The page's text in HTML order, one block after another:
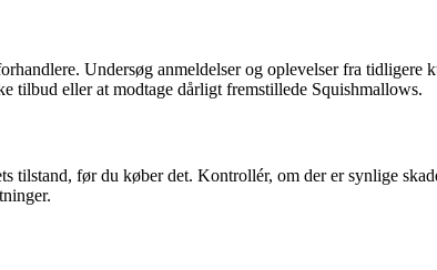
Undersøg anmeldelser og oplevelser fra
tilbud eller at modtage dårligt fremstillede Squishmallows.
før du køber det. Kontrollér, om der er synlige